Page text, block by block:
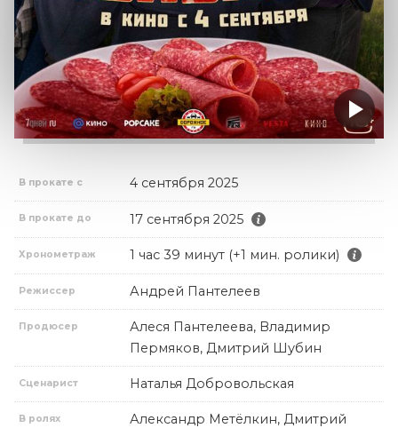
В прокате с 4 сентября 2025
В прокате до 17 сентября 2025
Хронометраж 1 час 39 минут (+1 мин. ролики)
Режиссер Андрей Пантелеев
Продюсер
Алеся Пантелеева, Владимир
Пермяков, Дмитрий Шубин
Сценарист Наталья Добровольская
В ролях
Александр Метёлкин, Дмитрий